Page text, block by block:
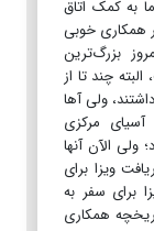
به کمک اتاق
همکاری خوبی
بزرگ‌ترین
چند تا از
ولی آها
آسیای مرکزی
ولی الآن آنها
ویزا برای
برای سفر به
همکاری